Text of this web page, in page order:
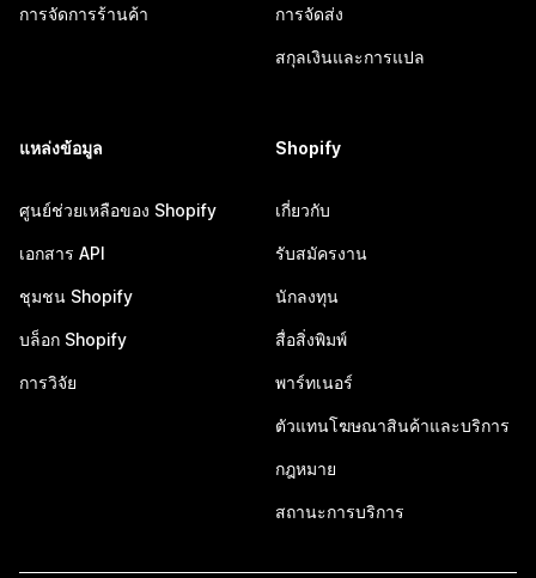
การจัดการร้านค้า การจัดส่ง
สกุลเงินและการแปล
แหล่งข้อมูล
ศูนย์ช่วยเหลือของ Shopify
เอกสาร API
ชุมชน Shopify
บล็อก Shopify
การวิจัย
Shopify
เกี่ยวกับ
รับสมัครงาน
นักลงทุน
สื่อสิ่งพิมพ์
พาร์ทเนอร์
ตัวแทนโฆษณาสินค้าและบริการ
กฎหมาย
สถานะการบริการ